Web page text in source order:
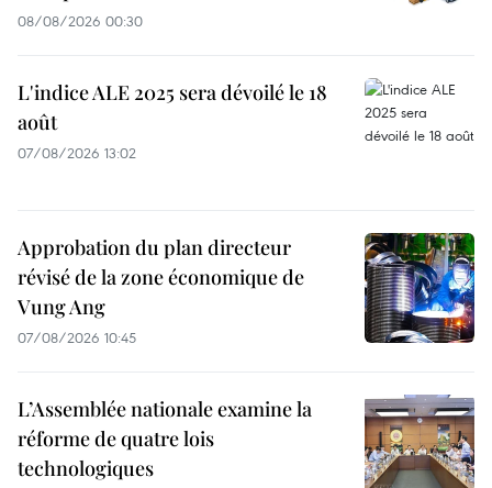
08/08/2026 00:30
L'indice ALE 2025 sera dévoilé le 18
août
07/08/2026 13:02
Approbation du plan directeur
révisé de la zone économique de
Vung Ang
07/08/2026 10:45
L’Assemblée nationale examine la
réforme de quatre lois
technologiques